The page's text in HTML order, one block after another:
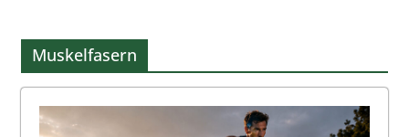
Muskelfasern